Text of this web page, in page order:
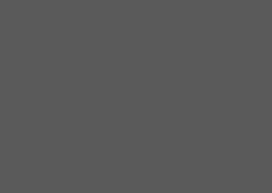
todas as suas dúvidas.
dados de entrega e cadastro
para todas as vendas.